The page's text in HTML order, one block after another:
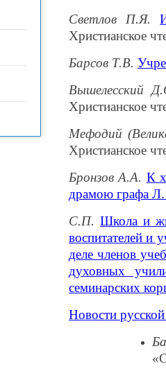
Светлов П.Я.
Христианское
Барсов Т.В.
Вышелесский
Христианское
Мефодий
Христианское
Бронзов А.А. К
драмою графа Л.
С.П. Школа и
воспитателей и
деле членов
духовных
семинарских
Новости